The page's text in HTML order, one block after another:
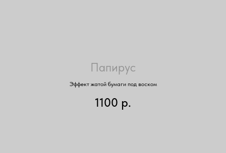
Папирус
Эффект жатой бумаги под воском
1100 р.